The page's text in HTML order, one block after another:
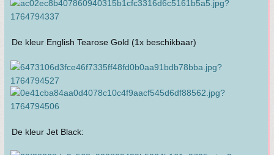
De kleur English Tearose Gold (1x beschikbaar)
De kleur Jet Black: